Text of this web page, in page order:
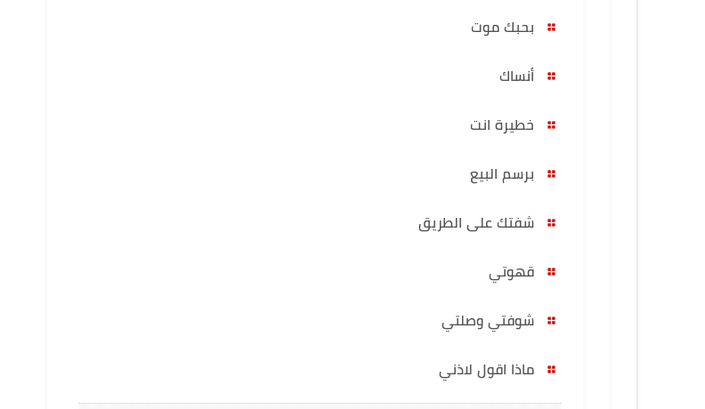
بحبك موت
أنساك
خطيرة انت
برسم البيع
شفتك على الطريق
قهوتي
شوفتي وصلتي
ماذا اقول لاذني